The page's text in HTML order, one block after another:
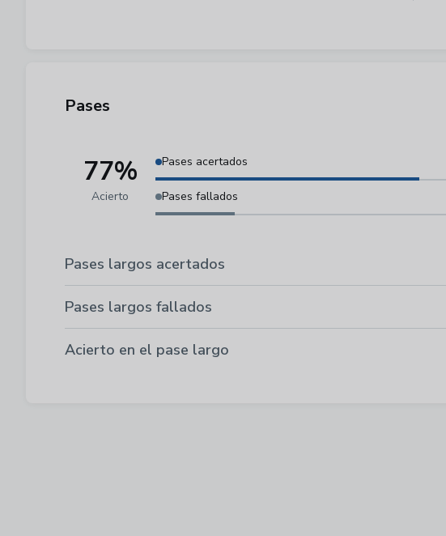
Pases
77%
Acierto
Pases acertados
Pases fallados
Pases largos acertados
Pases largos fallados
Acierto en el pase largo